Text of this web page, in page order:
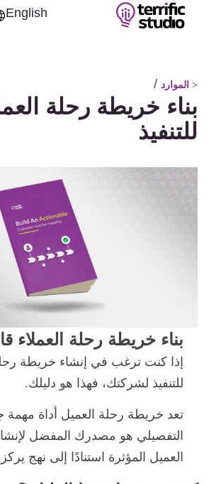
English
< الموارد /
بناء خريطة رحلة
للتنفيذ
بناء خريطة رحلة العملاء
إذا كنت ترغب في إنشاء خريطة
للتنفيذ لشركتك، فهذا هو دليلك.
تعد خريطة رحلة العميل أداة مهمة
التفصيلي هو مصدرك المفضل
العميل المؤثرة استنادًا إلى نهج